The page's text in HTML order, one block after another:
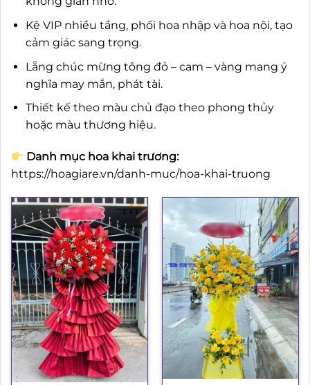
Kệ VIP nhiều tầng, phối hoa nhập và hoa nội, tạo
cảm giác sang trọng.
Lẵng chúc mừng tông đỏ – cam – vàng mang ý
nghĩa may mắn, phát tài.
Thiết kế theo màu chủ đạo theo phong thủy
hoặc màu thương hiệu.
Danh mục hoa khai trương:
https://hoagiare.vn/danh-muc/hoa-khai-truong